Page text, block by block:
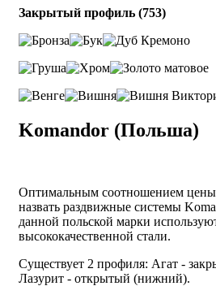
Закрытый профиль (753)
Komandor (Польша)
Оптимальным соотношением цены
назвать раздвижные системы
данной польской марки
высококачественной стали.
Существует 2 профиля: Агат -
Лазурит - открытый (нижний).